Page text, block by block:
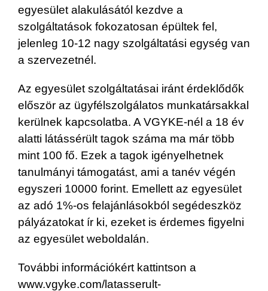
egyesület alakulásától kezdve a
szolgáltatások fokozatosan épültek fel,
jelenleg 10-12 nagy szolgáltatási egység van
a szervezetnél.
Az egyesület szolgáltatásai iránt érdeklődők
először az ügyfélszolgálatos munkatársakkal
kerülnek kapcsolatba. A VGYKE-nél a 18 év
alatti látássérült tagok száma ma már több
mint 100 fő. Ezek a tagok igényelhetnek
tanulmányi támogatást, ami a tanév végén
egyszeri 10000 forint. Emellett az egyesület
az adó 1%-os felajánlásokból segédeszköz
pályázatokat ír ki, ezeket is érdemes figyelni
az egyesület weboldalán.
További információkért kattintson a
www.vgyke.com/latasserult-